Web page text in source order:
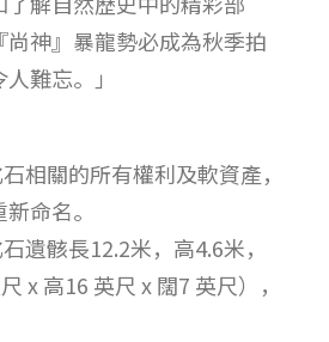
神』暴龍勢必成為秋季拍
難忘。」
相關的所有權利及軟資產，
命名。
遺骸長12.2米，高4.6米，
x 高16 英尺 x 闊7 英尺），